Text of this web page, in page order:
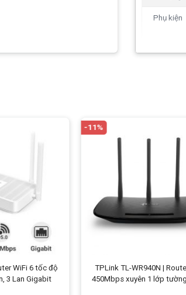
Tenda AC7 Bộ phát kích
sóng WiFi tốc độ
1167Mbps, 5anten 6dBi
Phụ kiện
WiFi 6 tốc độ
3 Lan Gigabit
-11%
TPLink TL-WR940N |
450Mbps xuyên 1 lớp